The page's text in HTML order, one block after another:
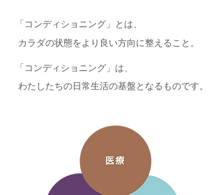
「コンディショニング」とは、
カラダの状態をより良い方向に整えること。
「コンディショニング」は、
わたしたちの日常生活の基盤となるものです。